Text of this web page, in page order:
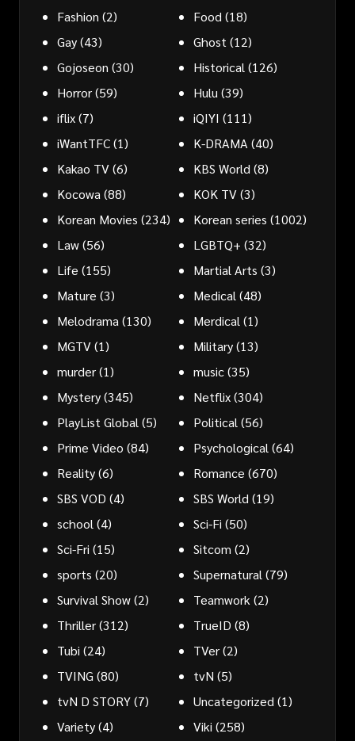
Fashion (2) Food (18)
Gay(43) Ghost (12)
Gojoseon (30) Historical (126)
Horror(59) Hulu (39)
iflix(7) iQIYI (111)
iWantTFC(1) K-DRAMA (40)
Kakao TV(6) KBS World (8)
Kocowa (88) KOK TV(3)
Korean Movies (234) Korean series (1002)
Law(56) LGBTQ+ (32)
Life (155) Martial Arts (3)
Mature (3) Medical (48)
Melodrama (130) Merdical (1)
MGTV(1) Military(13)
murder(1) music(35)
Mystery(345) Netflix(304)
PlayList Global (5) Political (56)
Prime Video (84) Psychological (64)
Reality(6) Romance (670)
SBS VOD (4) SBS World (19)
school (4) Sci-Fi (50)
Sci-Fri (15) Sitcom (2)
sports (20) Supernatural (79)
Survival Show(2) Teamwork (2)
Thriller(312) TrueID (8)
Tubi (24) TVer(2)
TVING (80) tvN (5)
tvN D STORY(7) Uncategorized (1)
Variety(4) Viki (258)